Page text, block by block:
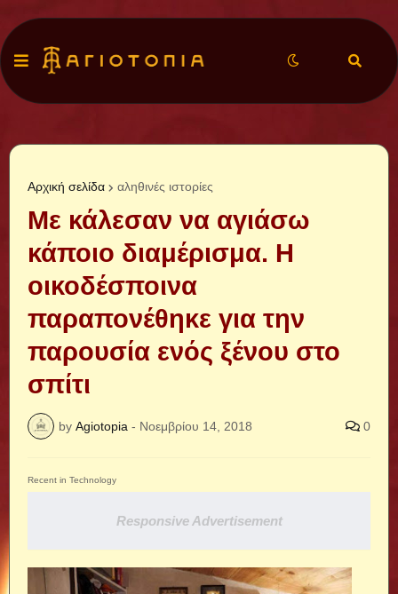
Αρχική σελίδα αληθινές ιστορίες
Με κάλεσαν να αγιάσω
κάποιο διαμέρισμα. Η
οικοδέσποινα
παραπονέθηκε για την
παρουσία ενός ξένου στο
σπίτι
by Agiotopia - Νοεμβρίου 14, 2018 0
Recent in Technology
Responsive Advertisement